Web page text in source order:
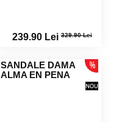
239.90 Lei329.90 Lei
SANDALE DAMA
ALMA EN PENA